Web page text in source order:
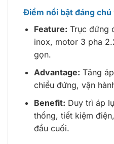
Điểm nổi bật đáng chú
Feature: Trục đứng
inox, motor 3 pha
gọn.
Advantage: Tăng
chiều đứng, vận
Benefit: Duy trì áp
thống, tiết kiệm
đầu cuối.